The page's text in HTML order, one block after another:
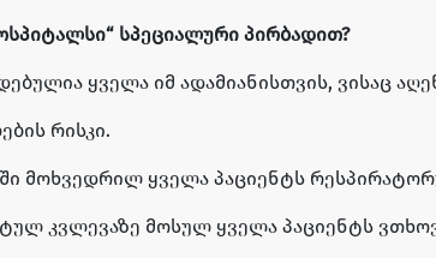
სპეციალური პირბადით?
ყველა იმ ადამიანისთვის, ვისაც
რისკი.
მოხვედრილ ყველა პაციენტს
კვლევაზე მოსულ ყველა პაციენტს